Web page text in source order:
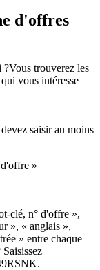
d'offres
?Vous trouverez les
vous intéresse
saisir au moins
»
clé, n° d'offre »,
», « anglais »,
» entre chaque